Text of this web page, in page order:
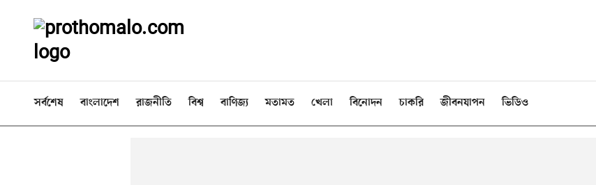
সর্বশেষ বাংলাদেশ রাজনীতি বিশ্ব বাণিজ্য মতামত খেলা বিনোদন চাকরি জীবনযাপন ভিডিও